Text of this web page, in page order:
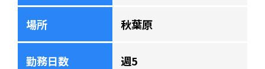
場所 秋葉原
勤務日数 週5